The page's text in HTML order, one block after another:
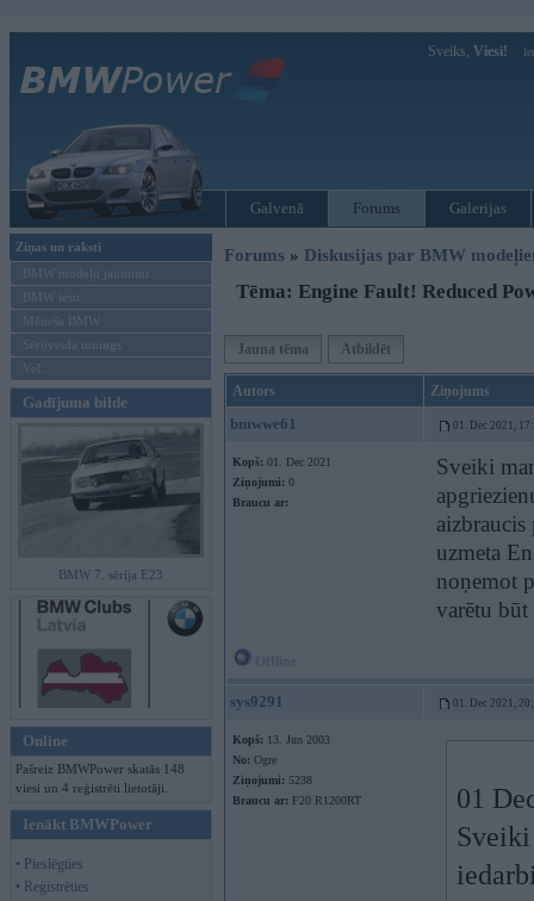
Sveiks, Viesi!
Galvenā Forums Galerijas
Ziņas un raksti
BMW modeļu jaunumi
BMW testi
Mēneša BMW
Sērijveida tūnings
Vel...
Gadījuma bilde
BMW 7. sērija E23
Online
Pašreiz BMWPower skatās 148
viesi un 4 reģistrēti lietotāji.
Ienākt BMWPower
• Pieslēgties
• Reģistrēties
Forums » Diskusijas par BMW
Tēma: Engine Fault! Reduced
Jauna tēma Atbildēt
Autors Ziņojums
bmwwe61 01. Dec 2021,
Kopš: 01. Dec 2021
Ziņojumi: 0
Braucu ar:
Sveiki
uzmeta
noņemot
varētu būt
sys9291 01. Dec 2021,
Kopš: 13. Jun 2003
No: Ogre
Ziņojumi: 5238
Braucu ar: F20 R1200RT
01